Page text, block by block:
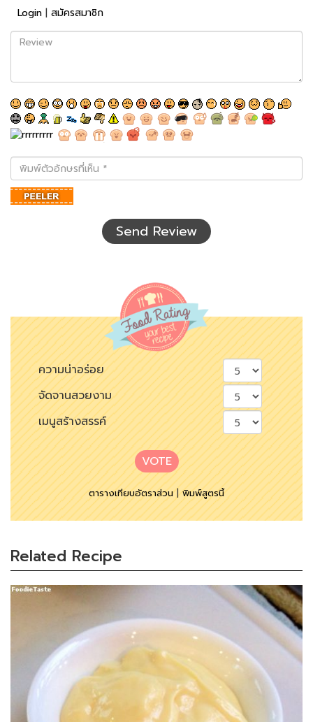
Login | สมัครสมาชิก
Review
พิมพ์
ตัว
อักษร
ที่
Send Review
ความน่าอร่อย
จัดจานสวยงาม
เมนูสร้างสรรค์
VOTE
ตารางเทียบอัตราส่วน|พิมพ์สูตรนี้
Related Recipe